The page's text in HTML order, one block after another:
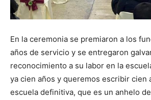
En la ceremonia se premiaron a los
años de servicio y se entregaron
reconocimiento a su labor en la
ya cien años y queremos escribir cien
escuela definitiva, que es un anhelo